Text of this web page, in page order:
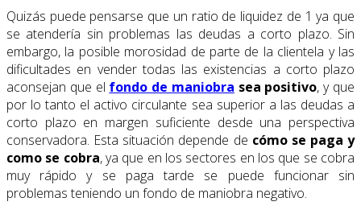
Quizás puede pensarse que un ratio de liquidez de 1 ya que
se atendería sin problemas las deudas a corto plazo. Sin
embargo, la posible morosidad de parte de la clientela y las
dificultades en vender todas las existencias a corto plazo
aconsejan que el fondo de maniobra sea positivo, y que
por lo tanto el activo circulante sea superior a las deudas a
corto plazo en margen suficiente desde una perspectiva
conservadora. Esta situación depende de cómo se paga y
como se cobra, ya que en los sectores en los que se cobra
muy rápido y se paga tarde se puede funcionar sin
problemas teniendo un fondo de maniobra negativo.